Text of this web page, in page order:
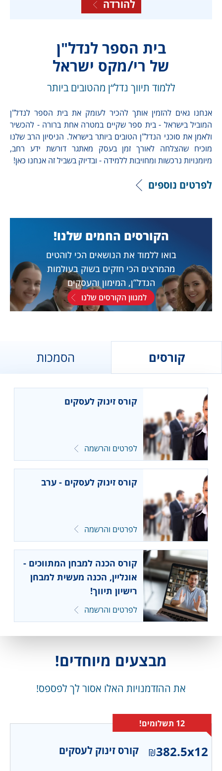
להורדה
בית הספר לנדל"ן
של רי/מקס ישראל
ללמוד תיווך נדל“ן מהטובים ביותר
אנחנו גאים להזמין אותך להכיר לעומק את בית הספר לנדל"ן
המוביל בישראל - בית ספר שקיים במטרה אחת ברורה - להכשיר
ולאמן את סוכני הנדל"ן הטובים ביותר בישראל. הניסיון הרב שלנו
מוכיח שהצלחה לאורך זמן בעסק מאתגר דורשת ידע רחב,
מיומנויות נרכשות ומחויבות ללמידה - ובדיוק בשביל זה אנחנו כאן!
לפרטים נוספים
הקורסים החמים שלנו!
בואו ללמוד את הנושאים הכי לוהטים
מהמרצים הכי חזקים בשוק בעולמות
הנדל”ן, המימון והעסקים
למגוון הקורסים שלנו
קורסים הסמכות
קורס זינוק לעסקים
לפרטים והרשמה
קורס זינוק לעסקים - ערב
לפרטים והרשמה
קורס הכנה למבחן המתווכים -
אונליין, הכנה מעשית למבחן
רישיון תיווך!
לפרטים והרשמה
פרונטלי, הכנה מעשית למבחן
לפרטים והרשמה
מבצעים מיוחדים!
את ההזדמנויות האלו אסור לך לפספס!
12 תשלומים!
382.5x12
₪ קורס זינוק לעסקים